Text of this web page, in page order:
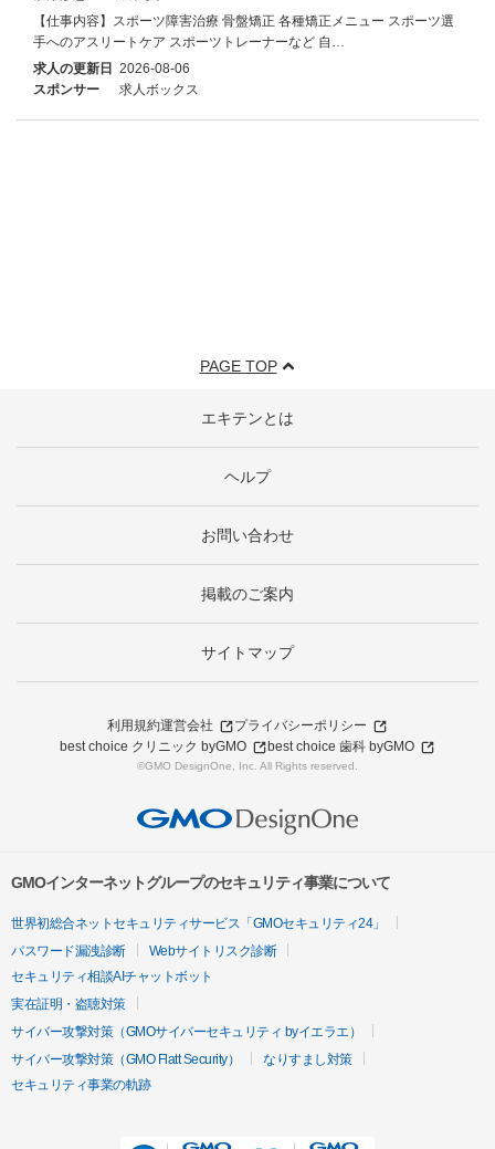
【仕事内容】スポーツ障害治療 骨盤矯正 各種矯正メニュー スポーツ選
手へのアスリートケア スポーツトレーナーなど 自…
求人の更新日 2026-08-06
スポンサー
求人ボックス
PAGE TOP
エキテンとは
ヘルプ
お問い合わせ
掲載のご案内
サイトマップ
利用規約運営会社
プライバシーポリシー
best choice クリニック byGMO
best choice 歯科 byGMO
©GMO DesignOne, Inc. All Rights reserved.
GMOインターネットグループのセキュリティ事業について
世界初総合ネットセキュリティサービス「GMOセキュリティ24」
パスワード漏洩診断
Webサイトリスク診断
セキュリティ相談AIチャットボット
実在証明・盗聴対策
サイバー攻撃対策（GMOサイバーセキュリティ byイエラエ）
サイバー攻撃対策（GMO Flatt Security）
なりすまし対策
セキュリティ事業の軌跡